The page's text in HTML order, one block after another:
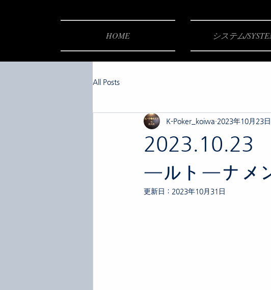
HOME システム/
All Posts
2023.10.23
ールトーナメ
K-Poker_koiwa 2023年10月23日
更新日： 2023年10月31日